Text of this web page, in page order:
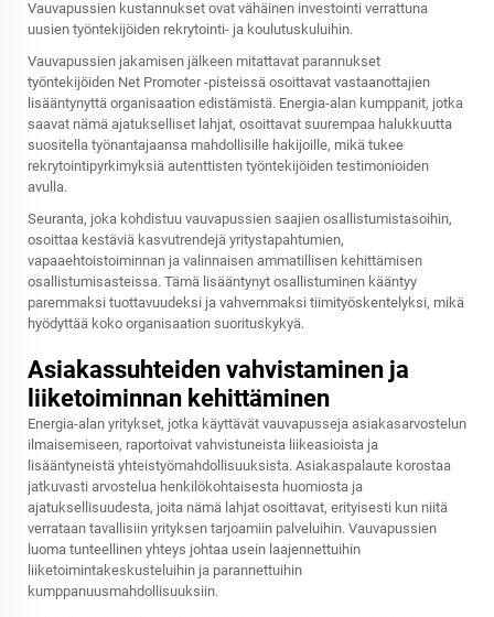
Vauvapussien kustannukset ovat vähäinen investointi verrattuna
uusien työntekijöiden rekrytointi- ja koulutuskuluihin.
Vauvapussien jakamisen jälkeen mitattavat parannukset
työntekijöiden Net Promoter -pisteissä osoittavat vastaanottajien
lisääntynyttä organisaation edistämistä. Energia-alan kumppanit, jotka
saavat nämä ajatukselliset lahjat, osoittavat suurempaa halukkuutta
suositella työnantajaansa mahdollisille hakijoille, mikä tukee
rekrytointipyrkimyksiä autenttisten työntekijöiden testimonioiden
avulla.
Seuranta, joka kohdistuu vauvapussien saajien osallistumistasoihin,
osoittaa kestäviä kasvutrendejä yritystapahtumien,
vapaaehtoistoiminnan ja valinnaisen ammatillisen kehittämisen
osallistumisasteissa. Tämä lisääntynyt osallistuminen kääntyy
paremmaksi tuottavuudeksi ja vahvemmaksi tiimityöskentelyksi, mikä
hyödyttää koko organisaation suorituskykyä.
Asiakassuhteiden vahvistaminen ja
liiketoiminnan kehittäminen
Energia-alan yritykset, jotka käyttävät vauvapusseja asiakasarvostelun
ilmaisemiseen, raportoivat vahvistuneista liikeasioista ja
lisääntyneistä yhteistyömahdollisuuksista. Asiakaspalaute korostaa
jatkuvasti arvostelua henkilökohtaisesta huomiosta ja
ajatuksellisuudesta, joita nämä lahjat osoittavat, erityisesti kun niitä
verrataan tavallisiin yrityksen tarjoamiin palveluihin. Vauvapussien
luoma tunteellinen yhteys johtaa usein laajennettuihin
liiketoimintakeskusteluihin ja parannettuihin
kumppanuusmahdollisuuksiin.